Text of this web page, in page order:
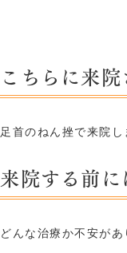
こちらに来
足首のねん挫で来院し
来院する前
どんな治療か不安が